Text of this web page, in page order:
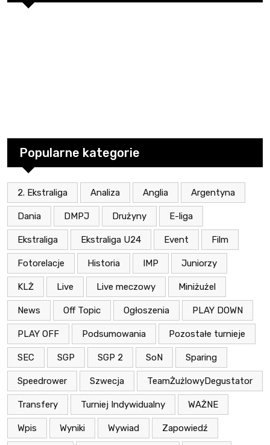
Popularne kategorie
2. Ekstraliga Analiza Anglia Argentyna
Dania DMPJ Drużyny E-liga
Ekstraliga Ekstraliga U24 Event Film
Fotorelacje Historia IMP Juniorzy
KLŻ Live Live meczowy Miniżużel
News Off Topic Ogłoszenia PLAY DOWN
PLAY OFF Podsumowania Pozostałe turnieje
SEC SGP SGP 2 SoN Sparing
Speedrower Szwecja TeamŻużlowyDegustator
Transfery Turniej Indywidualny WAŻNE
Wpis Wyniki Wywiad Zapowiedź